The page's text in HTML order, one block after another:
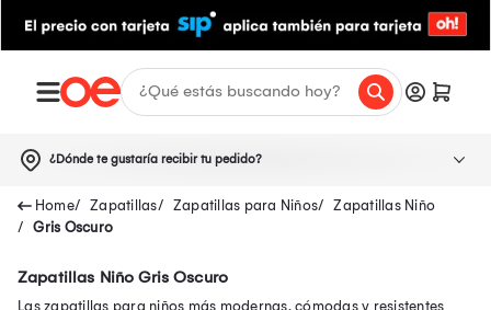
¿Dónde te gustaría recibir tu pedido?
Zapatillas Zapatillas para Niños
Zapatillas Niño
Gris Oscuro
Zapatillas Niño Gris Oscuro
Las zapatillas para niños más modernas, cómodas y resistentes